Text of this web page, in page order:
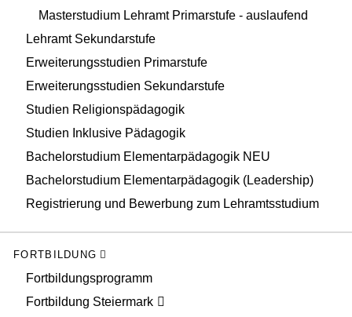
Masterstudium Lehramt Primarstufe - auslaufend
Lehramt Sekundarstufe
Erweiterungsstudien Primarstufe
Erweiterungsstudien Sekundarstufe
Studien Religionspädagogik
Studien Inklusive Pädagogik
Bachelorstudium Elementarpädagogik NEU
Bachelorstudium Elementarpädagogik (Leadership)
Registrierung und Bewerbung zum Lehramtsstudium
FORTBILDUNG
Fortbildungsprogramm
Fortbildung Steiermark